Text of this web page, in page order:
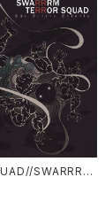
SWARRRM
7EP